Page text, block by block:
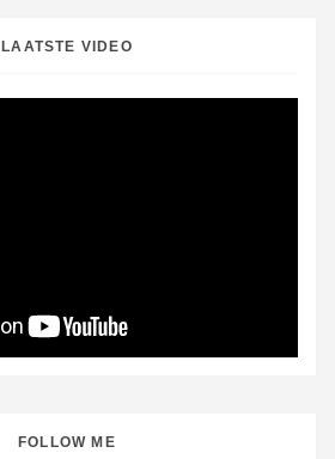
LAATSTE VIDEO
FOLLOW ME